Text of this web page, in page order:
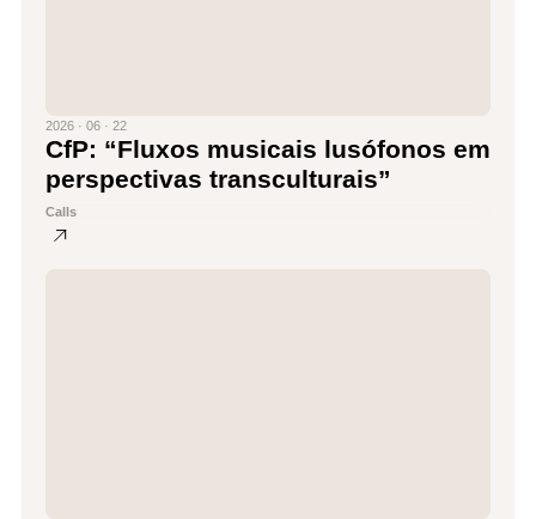
2026 · 06 · 22
CfP: “Fluxos musicais lusófonos em
perspectivas transculturais”
Calls